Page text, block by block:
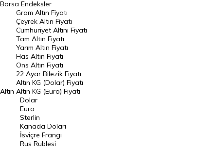
Raporlar
Endeksler
DÖVİZ
Döviz Kuru
Dolar Kuru
Euro Kuru
Pound Kuru
Frank Kuru
Riyal Kuru
Borsa Endeksler
Altın
Gram Altın Fiyatı
Çeyrek Altın Fiyatı
Cumhuriyet Altını Fiyatı
Tam Altın Fiyatı
Yarım Altın Fiyatı
Has Altın Fiyatı
Ons Altın Fiyatı
22 Ayar Bilezik Fiyatı
Altın KG (Dolar) Fiyatı
Altın KG (Euro) Fiyatı
Dolar
Euro
Sterlin
Kanada Doları
İsviçre Frangı
Rus Rublesi